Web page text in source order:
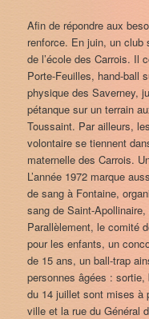
Afin de répondre aux
renforce. En juin, un club
de l’école des Carrois. Il
Porte-Feuilles, hand-ball
physique des Saverney,
pétanque sur un terrain
Toussaint. Par ailleurs,
volontaire se tiennent
maternelle des Carrois.
L’année 1972 marque
de sang à Fontaine,
sang de Saint-Apollinaire,
Parallèlement, le comité
pour les enfants, un
de 15 ans, un ball-trap
personnes âgées :
du 14 juillet sont mises à
ville et la rue du Général